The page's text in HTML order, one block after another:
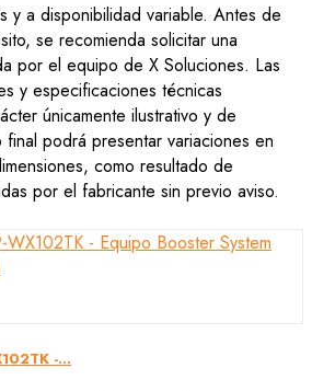
y a disponibilidad variable. Antes de
se recomienda solicitar una
por el equipo de X Soluciones. Las
y especificaciones técnicas
únicamente ilustrativo y de
podrá presentar variaciones en
como resultado de
por el fabricante sin previo aviso.
-...